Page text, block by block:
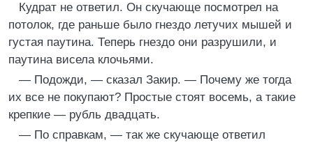
Кудрат не ответил. Он скучающе посмотрел на
потолок, где раньше было гнездо летучих мышей и
густая паутина. Теперь гнездо они разрушили, и
паутина висела клочьями.
— Подожди, — сказал Закир. — Почему же тогда
их все не покупают? Простые стоят восемь, а такие
крепкие — рубль двадцать.
— По справкам, — так же скучающе ответил